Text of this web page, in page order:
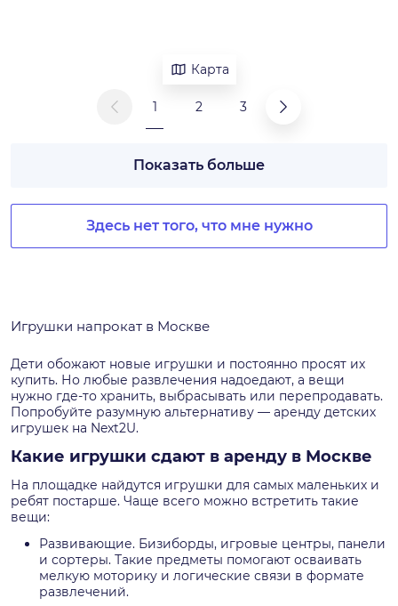
Карта
1 2 3
Показать больше
Здесь нет того, что мне нужно
Игрушки напрокат в Москве
Дети обожают новые игрушки и постоянно просят их
купить. Но любые развлечения надоедают, а вещи
нужно где-то хранить, выбрасывать или перепродавать.
Попробуйте разумную альтернативу — аренду детских
игрушек на Next2U.
Какие игрушки сдают в аренду в Москве
На площадке найдутся игрушки для самых маленьких и
ребят постарше. Чаще всего можно встретить такие
вещи:
Развивающие. Бизиборды, игровые центры, панели
и сортеры. Такие предметы помогают осваивать
мелкую моторику и логические связи в формате
развлечений.